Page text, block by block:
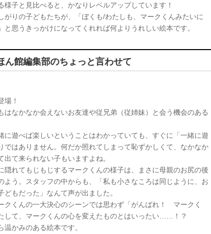
子と見比べると、かなりレベルアップしています！
がりの子どもたちが、「ぼくも/わたしも、マークくんみたいに
思うきっかけになってくれれば何よりうれしい絵本です。
ん館編集部のちょっと言わせて
場！
はなかなか会えないお友達や従兄弟（従姉妹）と会う機会のある
に遊べば楽しいということはわかっていても、すぐに「一緒に遊
ではありません。何だか照れてしまって恥ずかしくて、なかなか
て来られない子もいますよね。
隠れてもじもじするマークくんの様子は、まさに母親のお尻の後
よう。スタッフの中からも、「私も小さなころは同じように、お
もだった」なんて声が出ました。
クくんの一大決心のシーンでは思わず「がんばれ！ マークく
して、マークくんの心を変えたものとはいったい……！？
かみのある絵本です。